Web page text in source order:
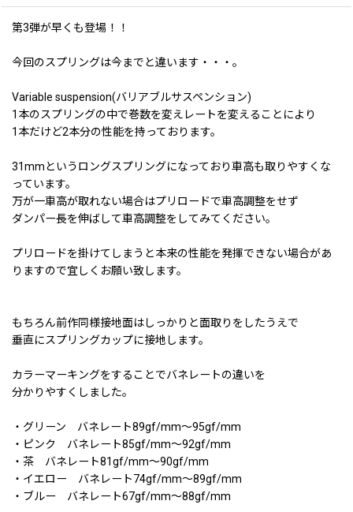
第3弾が早くも登場！！
今回のスプリングは今までと違います・・・。
Variable suspension(バリアブルサスペンション)
1本のスプリングの中で巻数を変えレートを変えることにより
1本だけど2本分の性能を持っております。
31mmというロングスプリングになっており車高も取りやすくな
っています。
万が一車高が取れない場合はプリロードで車高調整をせず
ダンパー長を伸ばして車高調整をしてみてください。
プリロードを掛けてしまうと本来の性能を発揮できない場合があ
りますので宜しくお願い致します。
もちろん前作同様接地面はしっかりと面取りをしたうえで
垂直にスプリングカップに接地します。
カラーマーキングをすることでバネレートの違いを
分かりやすくしました。
・グリーン バネレート89gf/mm〜95gf/mm
・ピンク バネレート85gf/mm〜92gf/mm
・茶 バネレート81gf/mm〜90gf/mm
・イエロー バネレート74gf/mm〜89gf/mm
・ブルー バネレート67gf/mm〜88gf/mm